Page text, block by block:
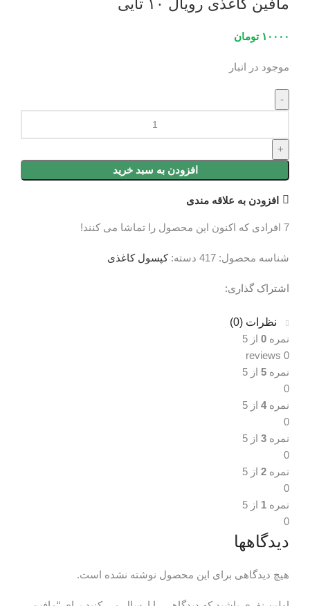
مافین کاغذی رویال ۱۰ تایی
۱۰۰۰۰ تومان
موجود در انبار
افزودن به سبد خرید
افزودن به علاقه مندی
7 افرادی که اکنون این محصول را تماشا می کنند!
شناسه محصول: 417 دسته: کپسول کاغذی
اشتراک گذاری:
نظرات (0)
نمره 0 از 5
0 reviews
نمره 5 از 5
0
نمره4 از 5
0
نمره 3 از 5
0
نمره 2 از 5
0
نمره 1 از 5
0
دیدگاهها
هیچ دیدگاهی برای این محصول نوشته نشده است.